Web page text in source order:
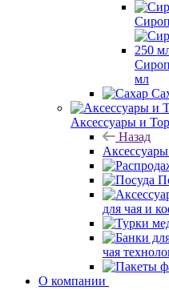
мл
Аксессуары и
Назад
для чая и
чая
О компании